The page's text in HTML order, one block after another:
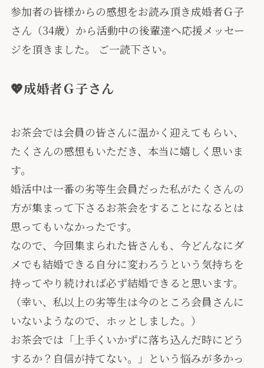
参加者の皆様からの感想をお読み頂き成婚者Ｇ子
さん（34歳）から活動中の後輩達へ応援メッセー
ジを頂きました。 ご一読下さい。
💖成婚者Ｇ子さん
お茶会では会員の皆さんに温かく迎えてもらい、
たくさんの感想もいただき、本当に嬉しく思いま
す。
婚活中は一番の劣等生会員だった私がたくさんの
方が集まって下さるお茶会をすることになるとは
思ってもいなかったです。
なので、今回集まられた皆さんも、今どんなにダ
メでも結婚できる自分に変わろうという気持ちを
持ってやり続ければ必ず結婚できると思います。
（幸い、私以上の劣等生は今のところ会員さんに
いないようなので、ホッとしました。）
お茶会では「上手くいかずに落ち込んだ時にどう
するか？自信が持てない。」という悩みが多かっ